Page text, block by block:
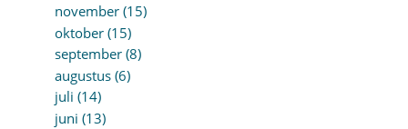
november (15)
oktober (15)
september (8)
augustus (6)
juli (14)
juni (13)